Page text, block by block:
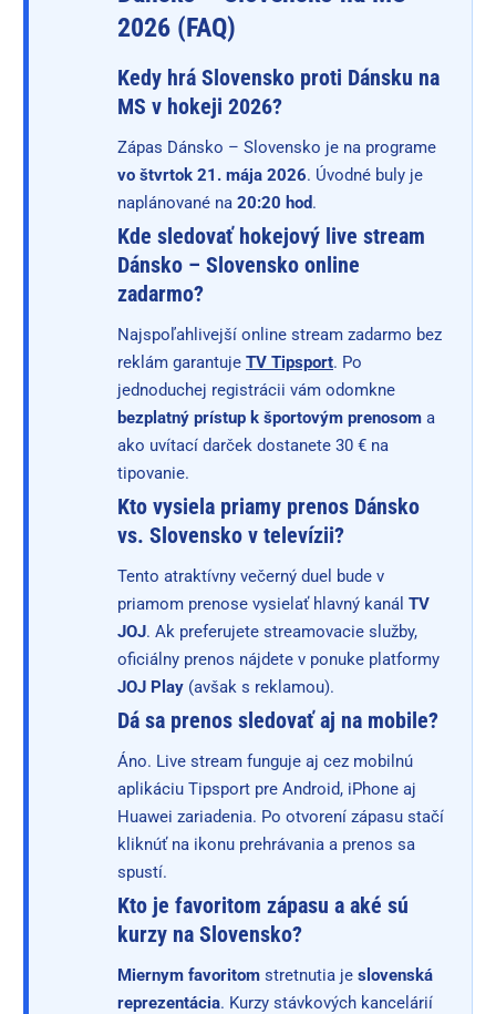
2026 (FAQ)
Kedy hrá Slovensko proti Dánsku na
MS v hokeji 2026?
Zápas Dánsko – Slovensko je na programe
vo štvrtok 21. mája 2026. Úvodné buly je
naplánované na 20:20 hod.
Kde sledovať hokejový live stream
Dánsko – Slovensko online
zadarmo?
Najspoľahlivejší online stream zadarmo bez
reklám garantuje TV Tipsport. Po
jednoduchej registrácii vám odomkne
bezplatný prístup k športovým prenosom a
ako uvítací darček dostanete 30 € na
tipovanie.
Kto vysiela priamy prenos Dánsko
vs. Slovensko v televízii?
Tento atraktívny večerný duel bude v
priamom prenose vysielať hlavný kanál TV
JOJ. Ak preferujete streamovacie služby,
oficiálny prenos nájdete v ponuke platformy
JOJ Play (avšak s reklamou).
Dá sa prenos sledovať aj na mobile?
Áno. Live stream funguje aj cez mobilnú
aplikáciu Tipsport pre Android, iPhone aj
Huawei zariadenia. Po otvorení zápasu stačí
kliknúť na ikonu prehrávania a prenos sa
spustí.
Kto je favoritom zápasu a aké sú
kurzy na Slovensko?
Miernym favoritom stretnutia je slovenská
reprezentácia. Kurzy stávkových kancelárií